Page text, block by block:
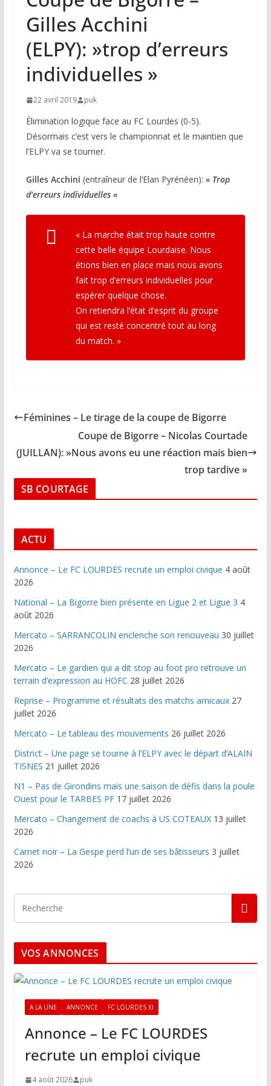
Gilles Acchini
(ELPY): »trop d’erreurs
individuelles »
22 avril 2019 puk
Élimination logique face au FC Lourdes (0-5).
Désormais c’est vers le championnat et le maintien que
l’ELPY va se tourner.
Gilles Acchini (entraîneur de l’Elan Pyrénéen): » Trop
d’erreurs individuelles «
« La marche était trop haute contre
cette belle équipe Lourdaise. Nous
étions bien en place mais nous avons
fait trop d’erreurs individuelles pour
espérer quelque chose.
On retiendra l’état d’esprit du groupe
qui est resté concentré tout au long
du match. »
Féminines – Le tirage de la coupe de Bigorre
Coupe de Bigorre – Nicolas Courtade
(JUILLAN): »Nous avons eu une réaction mais bien
trop tardive »
SB COURTAGE
ACTU
Annonce – Le FC LOURDES recrute un emploi civique 4 août
2026
National – La Bigorre bien présente en Ligue 2 et Ligue 3 4
août 2026
Mercato – SARRANCOLIN enclenche son renouveau 30 juillet
2026
Mercato – Le gardien qui a dit stop au foot pro retrouve un
terrain d’expression au HOFC 28 juillet 2026
Reprise – Programme et résultats des matchs amicaux 27
juillet 2026
Mercato – Le tableau des mouvements 26 juillet 2026
District – Une page se tourne à l’ELPY avec le départ d’ALAIN
TISNES 21 juillet 2026
N1 – Pas de Girondins mais une saison de défis dans la poule
Ouest pour le TARBES PF 17 juillet 2026
Mercato – Changement de coachs à US COTEAUX 13 juillet
2026
Carnet noir – La Gespe perd l’un de ses bâtisseurs 3 juillet
2026
VOS ANNONCES
A LA UNE ANNONCE FC LOURDES XI
Annonce – Le FC LOURDES
recrute un emploi civique
4 août 2026 puk